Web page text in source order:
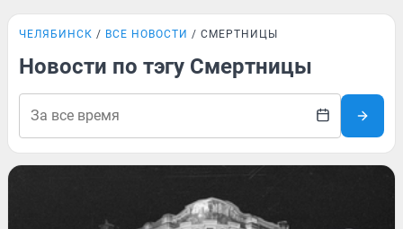
ЧЕЛЯБИНСК ВСЕ НОВОСТИ СМЕРТНИЦЫ
Новости по тэгу Смертницы